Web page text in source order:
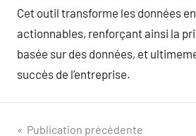
Cet outil transforme les données
actionnables, renforçant ainsi la
basée sur des données, et
succès de l’entreprise.
Publication précédente